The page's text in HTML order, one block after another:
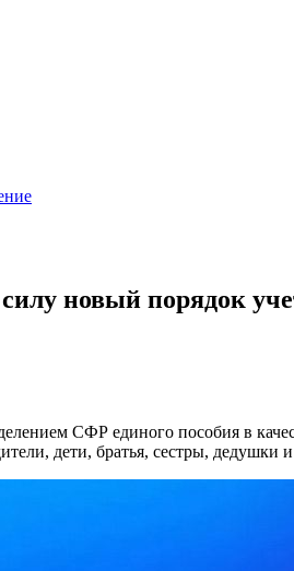
новый порядок
СФР единого пособия в
дети, братья, сестры,